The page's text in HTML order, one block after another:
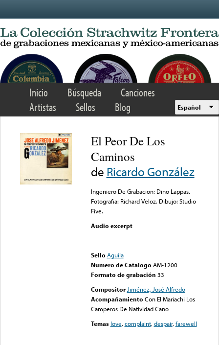
Inicio Búsqueda
Canciones
Artistas
Sellos Blog Español
El Peor De Los
Caminos
de Ricardo González
Ingeniero De Grabacion: Dino Lappas.
Fotografia: Richard Veloz. Dibujo: Studio
Five.
Audio excerpt
Sello Aguila
Numero de Catalogo AM-1200
Formato de grabación 33
Compositor Jiménez, José Alfredo
Acompañamiento Con El Mariachi Los
Camperos De Natividad Cano
Temas love,complaint,despair,farewell